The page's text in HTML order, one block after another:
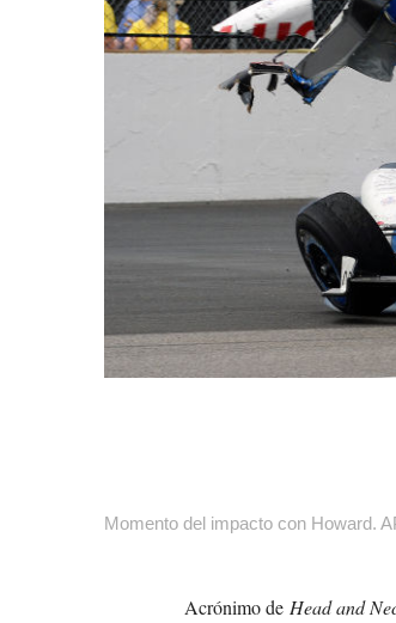
Momento del impacto con Howard.
Acrónimo de Head and